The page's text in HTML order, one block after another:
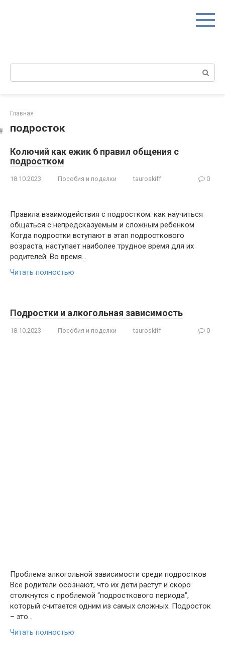
Поиск:
Главная
подросток
Колючий как ежик 6 правил общения с
подростком
18.10.2023 Пособия и поделки tauroskiff 0
Правила взаимодействия с подростком: как научиться
общаться с непредсказуемым и сложным ребенком
Когда подростки вступают в этап подросткового
возраста, наступает наиболее трудное время для их
родителей. Во время…
Читать полностью
Подростки и алкогольная зависимость
18.10.2023 Пособия и поделки tauroskiff 0
Проблема алкогольной зависимости среди подростков
Все родители осознают, что их дети растут и скоро
столкнутся с проблемой “подросткового периода”,
который считается одним из самых сложных. Подросток
– это…
Читать полностью